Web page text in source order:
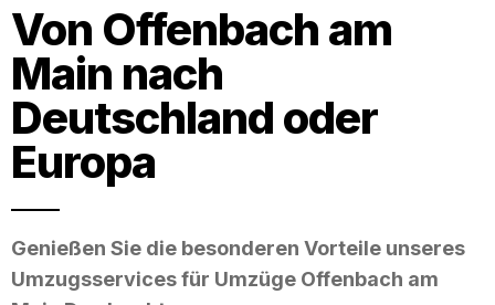
Von Offenbach am
Main nach
Deutschland oder
Europa
Genießen Sie die besonderen Vorteile unseres
Umzugsservices für Umzüge Offenbach am